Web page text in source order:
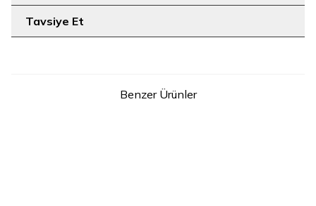
Tavsiye Et
Benzer Ürünler
14